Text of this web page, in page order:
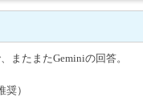
またまたGeminiの回答。
）